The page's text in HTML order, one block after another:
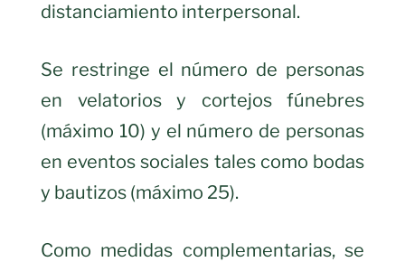
distanciamiento interpersonal.
Se restringe el número de personas
en velatorios y cortejos fúnebres
(máximo 10) y el número de personas
en eventos sociales tales como bodas
y bautizos (máximo 25).
Como medidas complementarias, se